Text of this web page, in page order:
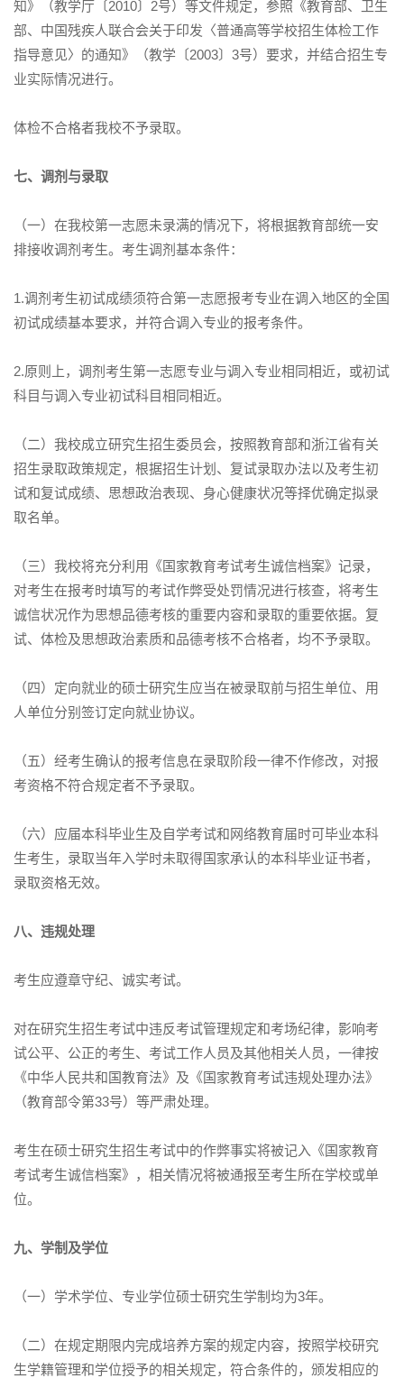
知》（教学厅〔2010〕2号）等文件规定，参照《教育部、卫生
部、中国残疾人联合会关于印发〈普通高等学校招生体检工作
指导意见〉的通知》（教学〔2003〕3号）要求，并结合招生专
业实际情况进行。
体检不合格者我校不予录取。
七、调剂与录取
（一）在我校第一志愿未录满的情况下，将根据教育部统一安
排接收调剂考生。考生调剂基本条件：
1.调剂考生初试成绩须符合第一志愿报考专业在调入地区的全国
初试成绩基本要求，并符合调入专业的报考条件。
2.原则上，调剂考生第一志愿专业与调入专业相同相近，或初试
科目与调入专业初试科目相同相近。
（二）我校成立研究生招生委员会，按照教育部和浙江省有关
招生录取政策规定，根据招生计划、复试录取办法以及考生初
试和复试成绩、思想政治表现、身心健康状况等择优确定拟录
取名单。
（三）我校将充分利用《国家教育考试考生诚信档案》记录，
对考生在报考时填写的考试作弊受处罚情况进行核查，将考生
诚信状况作为思想品德考核的重要内容和录取的重要依据。复
试、体检及思想政治素质和品德考核不合格者，均不予录取。
（四）定向就业的硕士研究生应当在被录取前与招生单位、用
人单位分别签订定向就业协议。
（五）经考生确认的报考信息在录取阶段一律不作修改，对报
考资格不符合规定者不予录取。
（六）应届本科毕业生及自学考试和网络教育届时可毕业本科
生考生，录取当年入学时未取得国家承认的本科毕业证书者，
录取资格无效。
八、违规处理
考生应遵章守纪、诚实考试。
对在研究生招生考试中违反考试管理规定和考场纪律，影响考
试公平、公正的考生、考试工作人员及其他相关人员，一律按
《中华人民共和国教育法》及《国家教育考试违规处理办法》
（教育部令第33号）等严肃处理。
考生在硕士研究生招生考试中的作弊事实将被记入《国家教育
考试考生诚信档案》，相关情况将被通报至考生所在学校或单
位。
九、学制及学位
（一）学术学位、专业学位硕士研究生学制均为3年。
（二）在规定期限内完成培养方案的规定内容，按照学校研究
生学籍管理和学位授予的相关规定，符合条件的，颁发相应的